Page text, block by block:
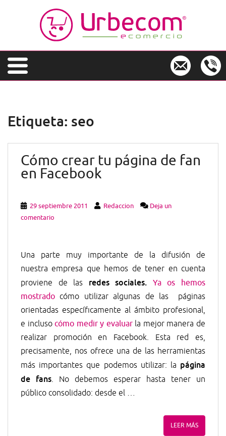
t
Etiqueta: seo
Cómo crear tu página de fan
en Facebook
29 septiembre 2011 Redaccion
Deja un
comentario
Una parte muy importante de la difusión de
nuestra empresa que hemos de tener en cuenta
proviene de las redes sociales. Ya os hemos
mostrado cómo utilizar algunas de las páginas
orientadas específicamente al ámbito profesional,
e inclusocómo medir y evaluar la mejor manera de
realizar promoción en Facebook. Esta red es,
precisamente, nos ofrece una de las herramientas
más importantes que podemos utilizar: la página
de fans. No debemos esperar hasta tener un
público consolidado: desde el …
LEER MÁS